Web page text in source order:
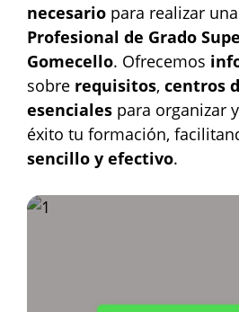
necesario para realizar una
Profesional de Grado
Gomecello. Ofrecemos
sobre requisitos, centros
esenciales para organizar
éxito tu formación,
sencillo y efectivo.